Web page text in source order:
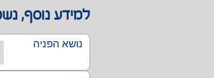
למידע נוסף,